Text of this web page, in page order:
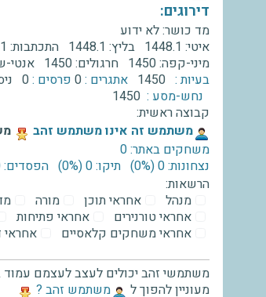
דירוגים:
מד כושר:לא ידוע
איטי: 1448.1 בליץ: 1448.1 התכתבות:
מיני-קפה:1450 חרגולים:1450
בעיות : 1450 אתגרים :0 פרסים :0
נחש-מסע : 1450
קבוצה ראשית:
‫משתמש זה אינו משתמש זהב‬
משחקים באתר: 0
נצחונות: 0 ‫(0%)‬
תיקו: 0 ‫(0%)‬
הפסדים: 0 ‫(0%)‬
הרשאות:
מנהל
אחראי תוכן מורה
אחראי טורנירים
אחראי פתיחות
אחראי משחקים קלאסיים
אחראי
משתמשי זהב יכולים לעצב לעצמם עמוד
מעוניין להפוך ל
‫משתמש זהב ?‬